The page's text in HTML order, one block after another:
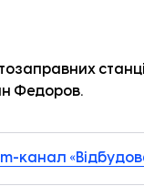
Федоров.
канал